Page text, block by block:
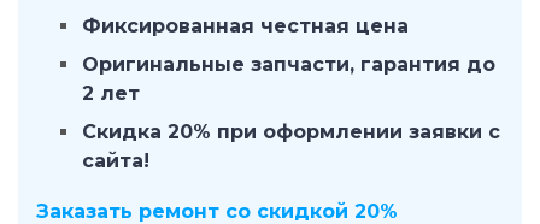
Фиксированная честная цена
Оригинальные запчасти, гарантия до
2 лет
Скидка 20% при оформлении заявки с
сайта!
Заказать ремонт со скидкой 20%